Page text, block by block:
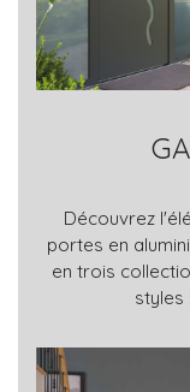
Découvrez
portes en
en trois
styles